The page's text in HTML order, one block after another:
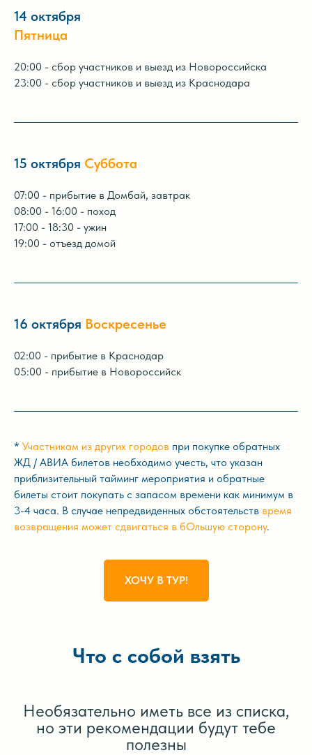
14 октября
Пятница
20:00 - сбор участников и выезд из Новороссийска
23:00 - сбор участников и выезд из Краснодара
15 октября Суббота
07:00 - прибытие в Домбай, завтрак
08:00 - 16:00 - поход
17:00 - 18:30 - ужин
19:00 - отъезд домой
16 октября Воскресенье
02:00 - прибытие в Краснодар
05:00 - прибытие в Новороссийск
* Участникам из других городов при покупке обратных
ЖД / АВИА билетов необходимо учесть, что указан
приблизительный тайминг мероприятия и обратные
билеты стоит покупать с запасом времени как минимум в
3-4 часа. В случае непредвиденных обстоятельств время
возвращения может сдвигаться в бОльшую сторону.
ХОЧУ В ТУР!
Что с собой взять
Необязательно иметь все из списка,
но эти рекомендации будут тебе
полезны